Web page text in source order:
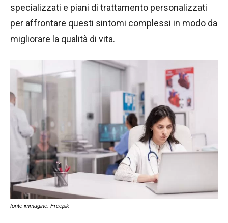
specializzati e piani di trattamento personalizzati
per affrontare questi sintomi complessi in modo da
migliorare la qualità di vita.
fonte immagine: Freepik